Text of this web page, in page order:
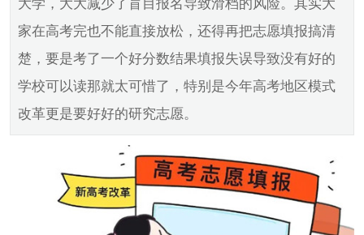
大学，大大减少了盲目报名导致滑档的风险。其实大
家在高考完也不能直接放松，还得再把志愿填报搞清
楚，要是考了一个好分数结果填报失误导致没有好的
学校可以读那就太可惜了，特别是今年高考地区模式
改革更是要好好的研究志愿。